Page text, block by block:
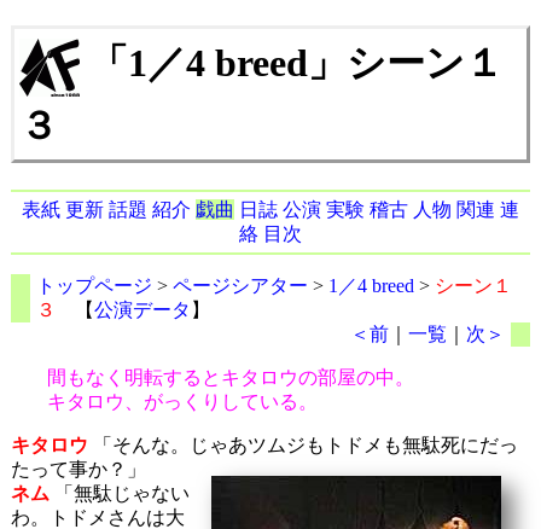
「1／4 breed」シーン１
３
表紙 更新 話題 紹介 戯曲 日誌 公演 実験 稽古 人物 関連 連
絡 目次
トップページ > ページシアター > 1／4 breed > シーン１
３
【公演データ 】
＜前 ｜一覧 次＞
間もなく明転するとキタロウの部屋の中。
キタロウ、がっくりしている。
キタロウ 「そんな。じゃあツムジもトドメも無駄死にだっ
たって事か？」
ネム 「無駄じゃない
わ。トドメさんは大